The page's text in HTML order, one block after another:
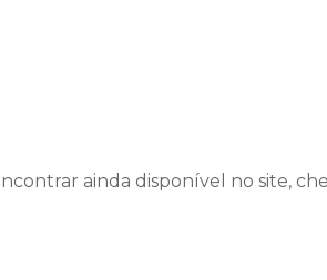
ainda disponível no site,